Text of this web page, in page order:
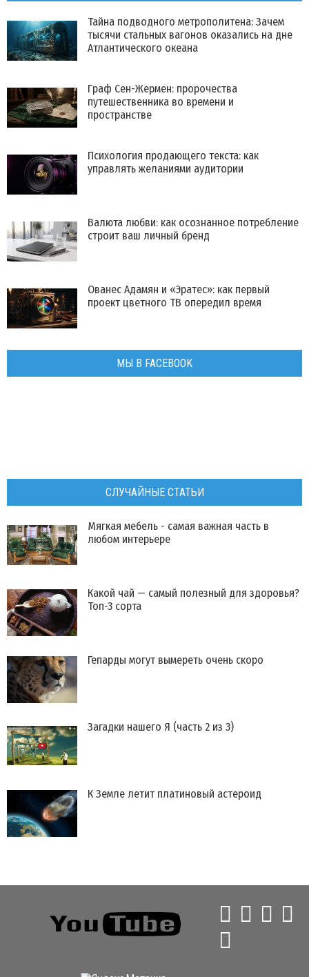
Тайна подводного метрополитена: Зачем
тысячи стальных вагонов оказались на дне
Атлантического океана
Граф Сен-Жермен: пророчества
путешественника во времени и
пространстве
Психология продающего текста: как
управлять желаниями аудитории
Валюта любви: как осознанное потребление
строит ваш личный бренд
Ованес Адамян и «Эратес»: как первый
проект цветного ТВ опередил время
МЫ В FACEBOOK
СЛУЧАЙНЫЕ СТАТЬИ
Мягкая мебель - самая важная часть в
любом интерьере
Какой чай — самый полезный для здоровья?
Топ-3 сорта
Гепарды могут вымереть очень скоро
Загадки нашего Я (часть 2 из 3)
К Земле летит платиновый астероид